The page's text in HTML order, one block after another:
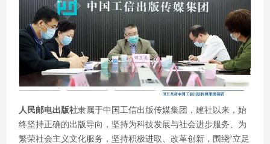
人民邮电出版社隶属于中国工信出版传媒集团，建社以来，始
终坚持正确的出版导向，坚持为科技发展与社会进步服务、为
繁荣社会主义文化服务，坚持积极进取、改革创新，围绕“立足